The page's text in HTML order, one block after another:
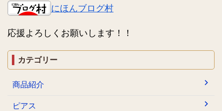
にほんブログ村
応援よろしくお願いします！！
カテゴリー
商品紹介
ピアス